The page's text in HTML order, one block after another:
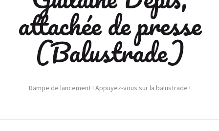
attachée de presse
(Balustrade)
Rampe de lancement ! Appuyez-vous sur la balustrade !